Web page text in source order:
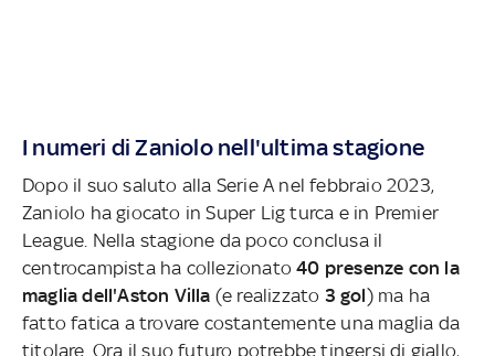
I numeri di Zaniolo nell'ultima stagione
Dopo il suo saluto alla Serie A nel febbraio 2023,
Zaniolo ha giocato in Super Lig turca e in Premier
League. Nella stagione da poco conclusa il
centrocampista ha collezionato 40 presenze con la
maglia dell'Aston Villa (e realizzato 3 gol) ma ha
fatto fatica a trovare costantemente una maglia da
titolare. Ora il suo futuro potrebbe tingersi di giallo,